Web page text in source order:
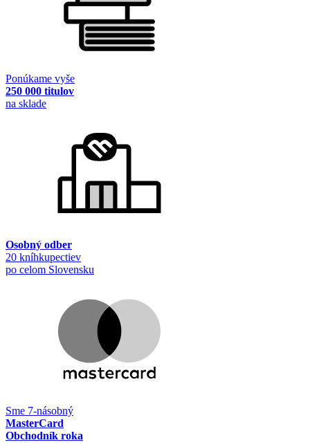
Ponúkame vyše
250 000 titulov
na sklade
Osobný odber
20 kníhkupectiev
po celom Slovensku
Sme 7-násobný
MasterCard
Obchodník roka